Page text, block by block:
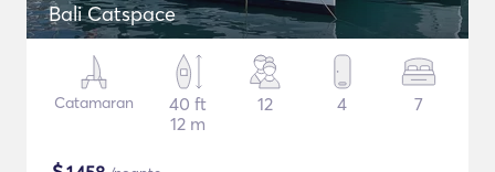
Bali Catspace
Catamaran
40 ft
12 m
12 4 7